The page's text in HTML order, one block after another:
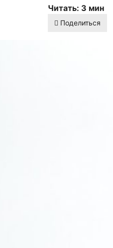
Читать: 3 мин
Поделиться